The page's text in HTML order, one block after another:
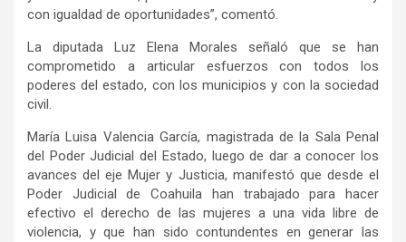
con igualdad de oportunidades”, comentó.
La diputada Luz Elena Morales señaló que se han
comprometido a articular esfuerzos con todos los
poderes del estado, con los municipios y con la sociedad
civil.
María Luisa Valencia García, magistrada de la Sala Penal
del Poder Judicial del Estado, luego de dar a conocer los
avances del eje Mujer y Justicia, manifestó que desde el
Poder Judicial de Coahuila han trabajado para hacer
efectivo el derecho de las mujeres a una vida libre de
violencia, y que han sido contundentes en generar las